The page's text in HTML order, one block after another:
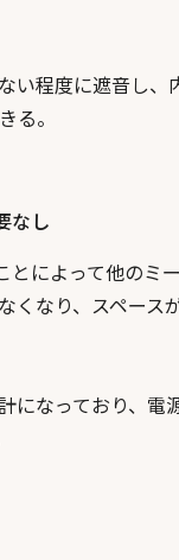
い程度に遮音し、
る。
なし
によって他のミ
くなり、スペース
になっており、電